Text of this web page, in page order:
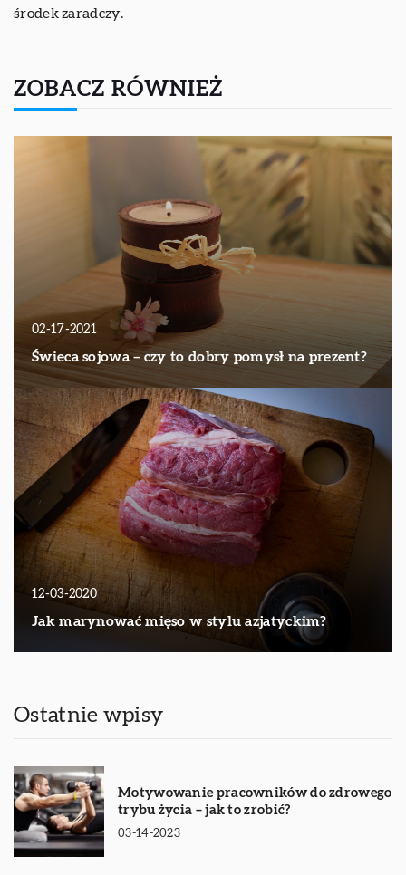
środek zaradczy.
ZOBACZ RÓWNIEŻ
02-17-2021
Świeca sojowa – czy to dobry pomysł na prezent?
12-03-2020
Jak marynować mięso w stylu azjatyckim?
Ostatnie wpisy
Motywowanie pracowników do zdrowego
trybu życia – jak to zrobić?
03-14-2023